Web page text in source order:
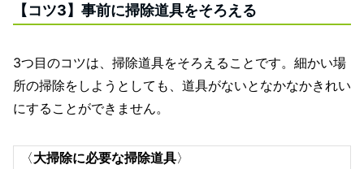
【コツ3】事前に掃除道具をそろえる
3つ目のコツは、掃除道具をそろえることです。細かい場
所の掃除をしようとしても、道具がないとなかなかきれい
にすることができません。
〈大掃除に必要な掃除道具〉